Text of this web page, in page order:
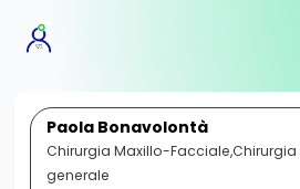
Paola Bonavolontà
Chirurgia Maxillo-Facciale,Chirurgia
generale